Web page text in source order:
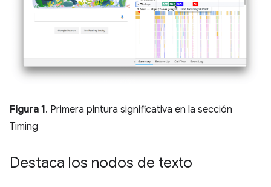
Figura 1. Primera pintura significativa en la sección
Timing
Destaca los nodos de texto